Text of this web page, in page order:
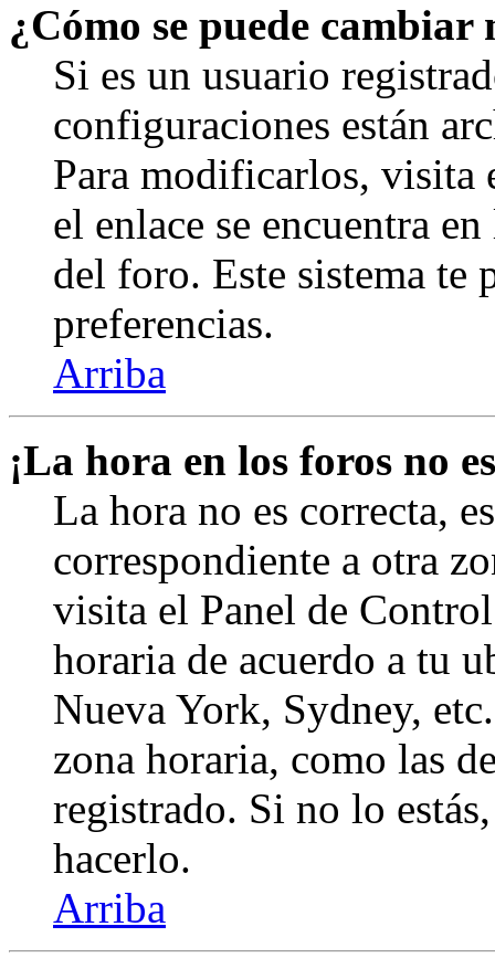
¿Cómo se puede
Si es un usuario
configuraciones están
Para modificarlos, visita
el enlace se encuentra
del foro. Este sistema te
preferencias.
Arriba
¡La hora en los foros no
La hora no es correcta,
correspondiente a otra
visita el Panel de
horaria de acuerdo a tu
Nueva York, Sydney,
zona horaria, como las
registrado. Si no lo
hacerlo.
Arriba